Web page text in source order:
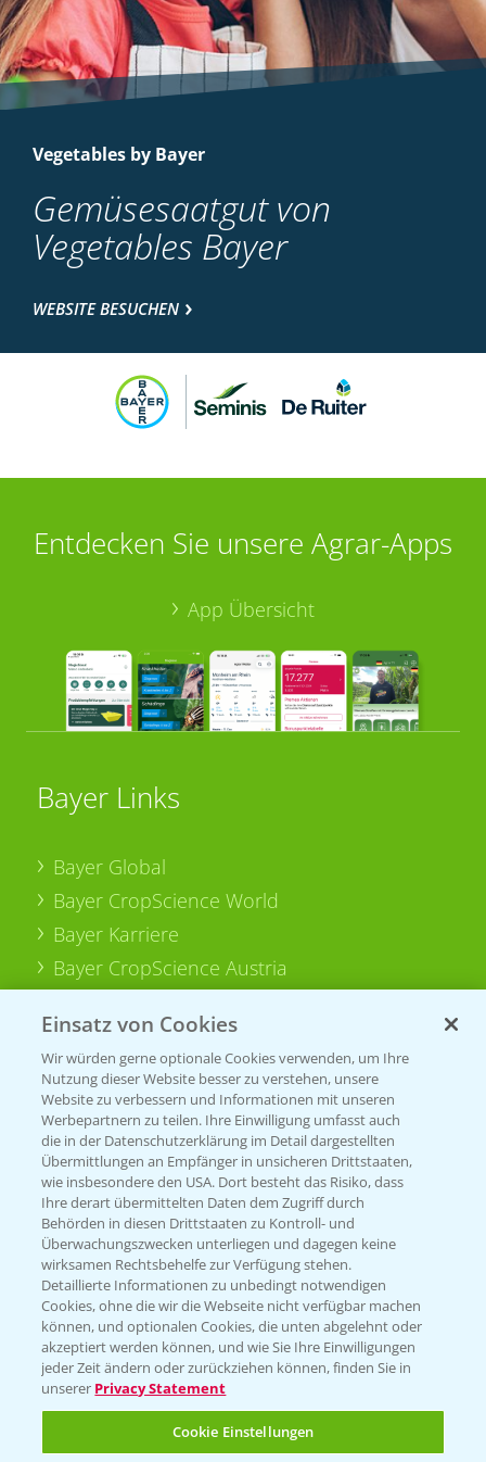
Vegetables by Bayer
Gemüsesaatgut von
Vegetables Bayer
WEBSITE BESUCHEN
Entdecken Sie unsere Agrar-Apps
App Übersicht
Bayer Links
Bayer Global
Bayer CropScience World
Bayer Karriere
Bayer CropScience Austria
Presse
Vegetables Deutschland
Infos
LINKS
Apps
Wetter Aktuell
BROSCHÜREN
Ackerbau
Saatgut
Sonderkulturen
Einsatz von Cookies
Wir würden gerne optionale Cookies verwenden, um Ihre
Nutzung dieser Website besser zu verstehen, unsere
Website zu verbessern und Informationen mit unseren
Werbepartnern zu teilen. Ihre Einwilligung umfasst auch
die in der Datenschutzerklärung im Detail dargestellten
Übermittlungen an Empfänger in unsicheren Drittstaaten,
wie insbesondere den USA. Dort besteht das Risiko, dass
Ihre derart übermittelten Daten dem Zugriff durch
Behörden in diesen Drittstaaten zu Kontroll- und
Überwachungszwecken unterliegen und dagegen keine
wirksamen Rechtsbehelfe zur Verfügung stehen.
Detaillierte Informationen zu unbedingt notwendigen
Cookies, ohne die wir die Webseite nicht verfügbar machen
können, und optionalen Cookies, die unten abgelehnt oder
akzeptiert werden können, und wie Sie Ihre Einwilligungen
jeder Zeit ändern oder zurückziehen können, finden Sie in
unserer Privacy Statement
Cookie Einstellungen